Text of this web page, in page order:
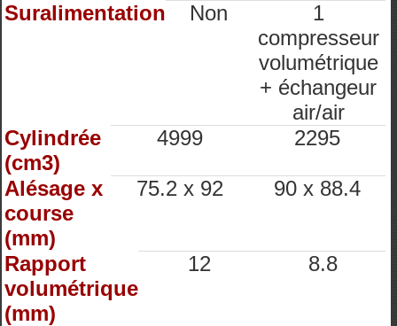
Suralimentation
Non
1
compresseur
volumétrique
+ échangeur
air/air
Cylindrée
(cm3)
4999 2295
Alésage x
course
(mm)
75.2 x 92 90 x 88.4
Rapport
volumétrique
(mm)
12 8.8